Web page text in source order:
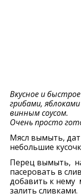
Вкусное и
грибами,
винным соусом.
Очень просто
Мясл вымыть,
небольшие
Перец вымыть,
пасеровать в
добавить к нему
залить сливками.